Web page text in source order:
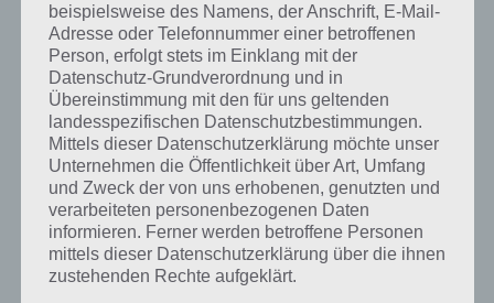
Kurze Begriffserklärung zur Lösung
Küken
Küken ist die Lösung für das tägliche Rätsel am 7.4.2023 in 4 Bilder 1
Wort, doch welche Bedeutung hat dieses eigentlich und was gibt es
beispielsweise des Namens, der Anschrift, E-Mail-
Adresse oder Telefonnummer einer betroffenen
Person, erfolgt stets im Einklang mit der
Datenschutz-Grundverordnung und in
Übereinstimmung mit den für uns geltenden
landesspezifischen Datenschutzbestimmungen.
Mittels dieser Datenschutzerklärung möchte unser
Unternehmen die Öffentlichkeit über Art, Umfang
und Zweck der von uns erhobenen, genutzten und
verarbeiteten personenbezogenen Daten
informieren. Ferner werden betroffene Personen
mittels dieser Datenschutzerklärung über die ihnen
zustehenden Rechte aufgeklärt.